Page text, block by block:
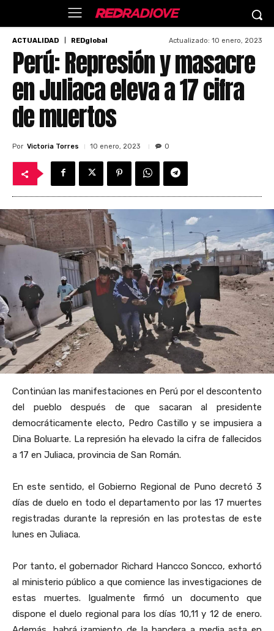
ACTUALIDAD REDglobal Actualizado: 10 enero, 2023
Perú: Represión y masacre
en Juliaca eleva a 17 cifra
de muertos
Por Victoria Torres 10 enero, 2023 0
Continúan las manifestaciones en Perú por el descontento
del pueblo después de que sacaran al presidente
democráticamente electo, Pedro Castillo y se impusiera a
Dina Boluarte. La represión ha elevado la cifra de fallecidos
a 17 en Juliaca, provincia de San Román.
En este sentido, el Gobierno Regional de Puno decretó 3
días de duelo en todo el departamento por las 17 muertes
registradas durante la represión en las protestas de este
lunes en Juliaca.
Por tanto, el gobernador Richard Hancco Soncco, exhortó
al ministerio público a que comience las investigaciones de
estas muertes. Igualmente firmó un documento que
dispone el duelo regional para los días 10,11 y 12 de enero.